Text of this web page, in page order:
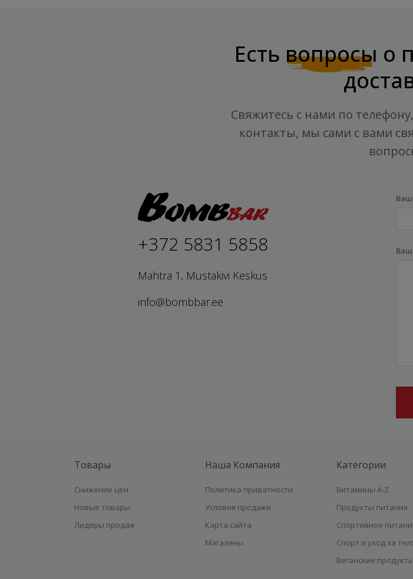
Есть вопросы о
Свяжитесь с нами по
контакты, мы сами с вами
+372 5831 5858
Mahtra 1, Mustakivi Keskus
info@bombbar.ee
Ваш
Товары
Снижение цен
Новые товары
Лидеры продаж
Наша Компания
Политика приватности
Условия продажи
Карта сайта
Магазины
Категории
Витамины A-Z
Продукты питания
Спортивное
Спорт и уход за
Веганские продукты